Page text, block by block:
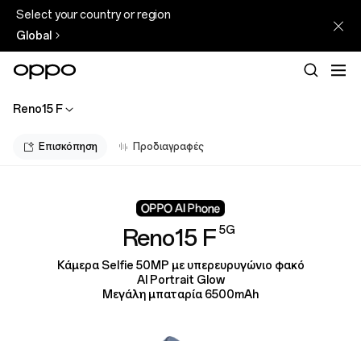
Select your country or region
Global
Reno15 F
Επισκόπηση Προδιαγραφές
Reno15 F 5G
Κάμερα Selfie 50MP με υπερευρυγώνιο φακό
AI Portrait Glow
Μεγάλη μπαταρία 6500mAh